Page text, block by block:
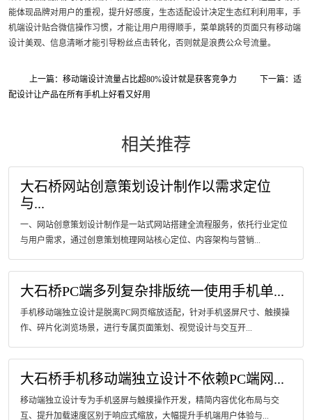
能体现品牌对用户的重视，提升好感度，生态适配设计决定生态红利利用率，手
机端设计贴合微信操作习惯，才能让用户用得顺手，菜单跳转的页面只有移动端
设计美观、信息清晰才能引导粉丝点击转化，否则就是浪费公众号流量。
上一篇：移动端设计流量占比超80%设计就是获客竞争力
下一篇：适
配设计让产品在所有手机上好看又好用
相关推荐
大石桥网站创意策划设计制作以需求定位
与...
一、网站创意策划设计制作是一站式网站搭建全流程服务，依托行业定位
与用户需求，通过创意策划梳理网站核心定位、内容架构与营销...
大石桥PC端多列复杂排版统一使用手机单...
手机移动端独立设计是脱离PC网页缩放适配，针对手机竖屏尺寸、触摸操
作、碎片化浏览场景，进行专属页面策划、视觉设计与交互开...
大石桥手机移动端独立设计不依赖PC端网...
移动端独立设计专为手机竖屏与触摸操作开发，精简内容优化布局与交
互、提升加载速度区别于响应式缩放，大幅提升手机端用户体验与...